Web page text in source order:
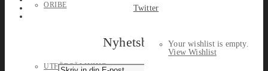
ORIBE
UTFÖRSÄLJNING
Your wishlist is empty.
View Wishlist
Twitter
Nyhetsbrev